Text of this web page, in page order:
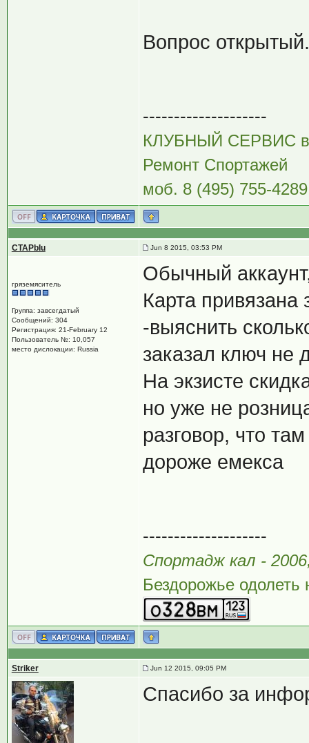
Вопрос открытый.
--------------------
КЛУБНЫЙ СЕРВИС
Ремонт Спортажей
моб. 8 (495) 755-4289
CTAPbIu Jun 8 2015, 03:53 PM
гряземяситель
Группа: завсегдатый
Сообщений: 304
Регистрация: 21-February 12
Пользователь №: 10,057
место дислокации: Russia
Обычный
Карта привязана
-выяснить
заказал ключ не
На экзисте
но уже не
разговор, что
дороже емекса
--------------------
Спортадж кал -
Бездорожье одолеть
Striker Jun 12 2015, 09:05 PM
Спасибо за